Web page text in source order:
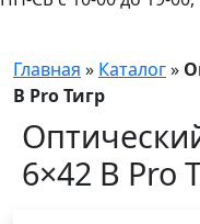
Главная » Каталог»
B Pro Тигр
6×42 B Pro